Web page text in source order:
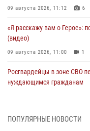
09 августа 2026, 11:12 6
«Я расскажу вам о Герое»:
(видео)
09 августа 2026, 11:00 1
Росгвардейцы в зоне СВО
нуждающимся гражданам
В Чеченской Республике
ПОПУЛЯРНЫЕ НОВОСТИ